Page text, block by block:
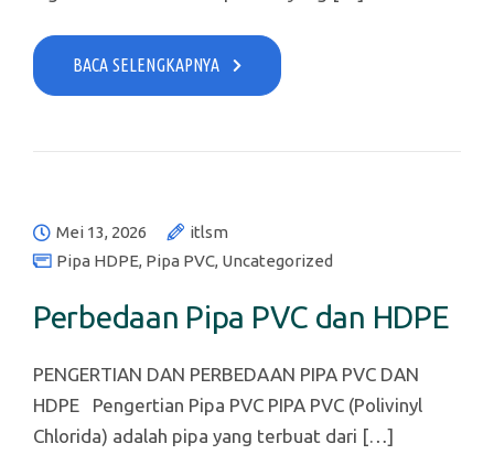
BACA SELENGKAPNYA
Mei 13, 2026
itlsm
Pipa HDPE, Pipa PVC, Uncategorized
Perbedaan Pipa PVC dan HDPE
PENGERTIAN DAN PERBEDAAN PIPA PVC DAN
HDPE Pengertian Pipa PVC PIPA PVC (Polivinyl
Chlorida) adalah pipa yang terbuat dari […]